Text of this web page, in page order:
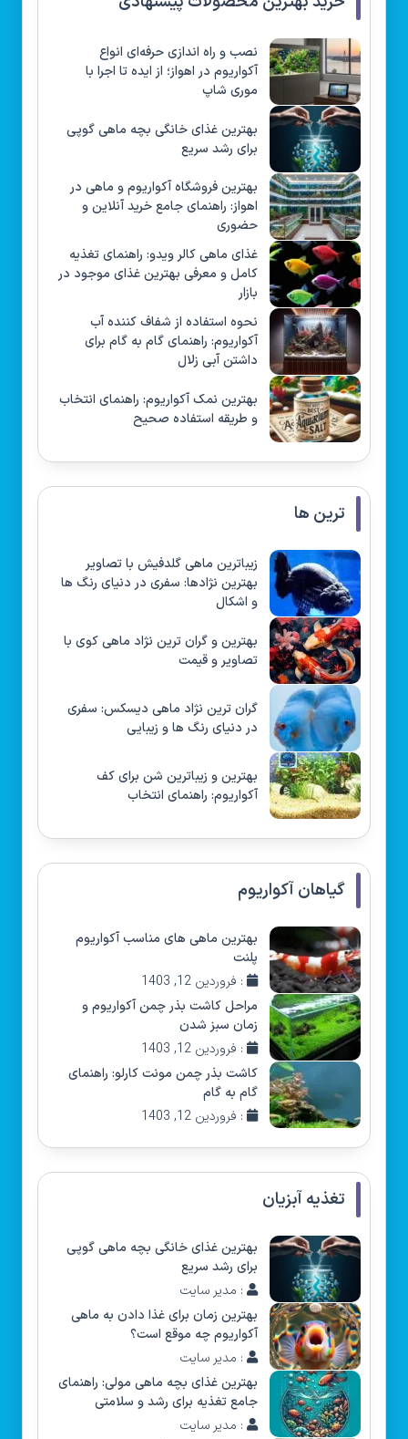
نصب و راه‌ اندازی حرفه‌ای انواع
آکواریوم در اهواز؛ از ایده تا اجرا با
موری شاپ
بهترین غذای خانگی بچه ماهی گوپی
برای رشد سریع
بهترین فروشگاه آکواریوم و ماهی در
اهواز: راهنمای جامع خرید آنلاین و
حضوری
غذای ماهی کالر ویدو: راهنمای تغذیه
کامل و معرفی بهترین غذای موجود در
بازار
نحوه استفاده از شفاف کننده آب
آکواریوم: راهنمای گام به گام برای
داشتن آبی زلال
بهترین نمک آکواریوم: راهنمای انتخاب
و طریقه استفاده صحیح
ترین ها
زیباترین ماهی گلدفیش با تصاویر
بهترین نژادها: سفری در دنیای رنگ ها
و اشکال
بهترین و گران ترین نژاد ماهی کوی با
تصاویر و قیمت
گران ترین نژاد ماهی دیسکس: سفری
در دنیای رنگ ها و زیبایی
بهترین و زیباترین شن برای کف
آکواریوم: راهنمای انتخاب
گیاهان آکواریوم
بهترین ماهی های مناسب آکواریوم
پلنت
: فروردین 12, 1403
مراحل کاشت بذر چمن آکواریوم و
زمان سبز شدن
: فروردین 12, 1403
کاشت بذر چمن مونت کارلو: راهنمای
گام به گام
: فروردین 12, 1403
تغذیه آبزیان
بهترین غذای خانگی بچه ماهی گوپی
برای رشد سریع
: مدیر سایت
بهترین زمان برای غذا دادن به ماهی
آکواریوم چه موقع است؟
: مدیر سایت
بهترین غذای بچه ماهی مولی: راهنمای
جامع تغذیه برای رشد و سلامتی
: مدیر سایت